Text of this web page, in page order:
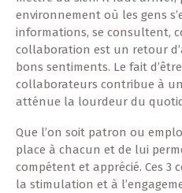
environnement où les gens
informations, se consultent,
collaboration est un retour
bons sentiments. Le fait
collaborateurs contribue à
atténue la lourdeur du
Que l’on soit patron ou
place à chacun et de lui
compétent et apprécié. Ces 3
la stimulation et à